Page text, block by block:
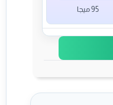
95 ميجا